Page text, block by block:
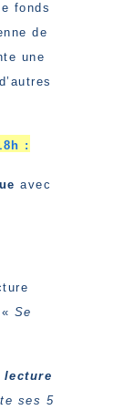
fonds
de
une
:
avec
Se
lecture
ses 5